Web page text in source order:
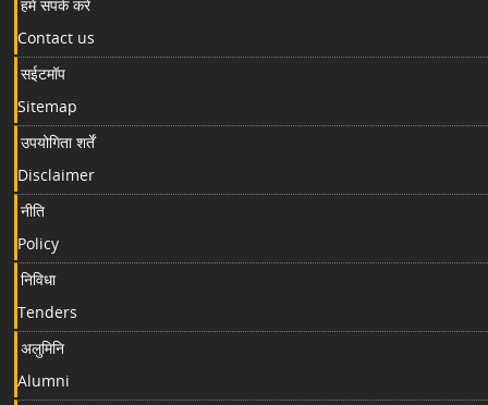
हमें संपर्क करें
Contact us
सईटमॉप
Sitemap
उपयोगिता शर्तें
Disclaimer
नीति
Policy
निविधा
Tenders
अलुमिनि
Alumni